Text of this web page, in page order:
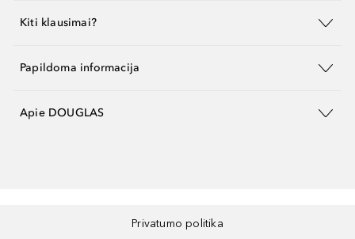
Kiti klausimai?
Papildoma informacija
Apie DOUGLAS
Privatumo politika